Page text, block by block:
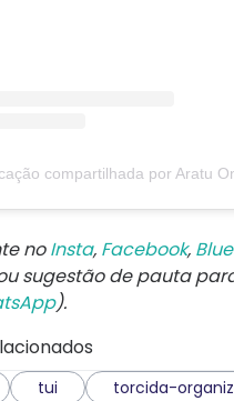
compartilhada por Aratu
noInsta, Facebook,
sugestão de pauta
).
tui
torcida-